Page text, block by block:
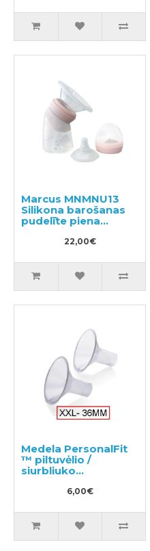
Marcus MNMNU13
Silikona barošanas
pudelīte piena
pumpītis
22,00€
Medela PersonalFit
™ piltuvėlio /
siurbliuko
purkštukas, XXL
dydis (36mm)
6,00€